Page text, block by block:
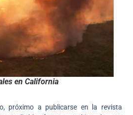
en California
próximo a publicarse en la revista